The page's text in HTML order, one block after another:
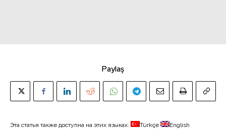
Paylaş
Эта статья также доступна на этих языках: Türkçe English